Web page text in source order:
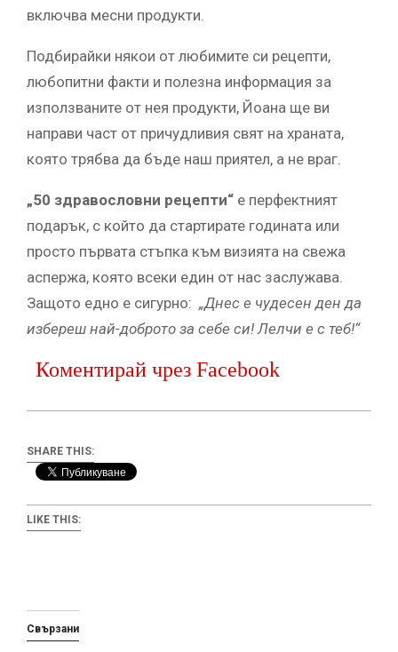
включва месни продукти.
Подбирайки някои от любимите си рецепти,
любопитни факти и полезна информация за
използваните от нея продукти, Йоана ще ви
направи част от причудливия свят на храната,
която трябва да бъде наш приятел, а не враг.
„50 здравословни рецепти“ е перфектният
подарък, с който да стартирате годината или
просто първата стъпка към визията на свежа
аспержа, която всеки един от нас заслужава.
Защото едно е сигурно: „Днес е чудесен ден да
избереш най-доброто за себе си! Лелчи е с теб!“
Коментирай чрез Facebook
SHARE THIS:
LIKE THIS:
Свързани